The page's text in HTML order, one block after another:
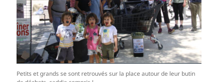
Petits et grands se sont retrouvés sur la place autour de leur butin